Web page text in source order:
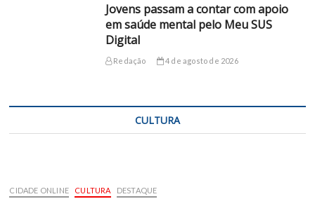
Jovens passam a contar com apoio
em saúde mental pelo Meu SUS
Digital
Redação 4 de agosto de 2026
CULTURA
CIDADE ONLINE CULTURA DESTAQUE